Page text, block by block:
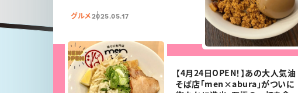
グルメ2025.05.17
【4月24日OPEN！】あの大人気油
そば店「men×abura」がついに